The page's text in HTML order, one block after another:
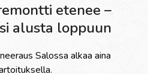
etenee –
alusta loppuun
Salossa alkaa aina